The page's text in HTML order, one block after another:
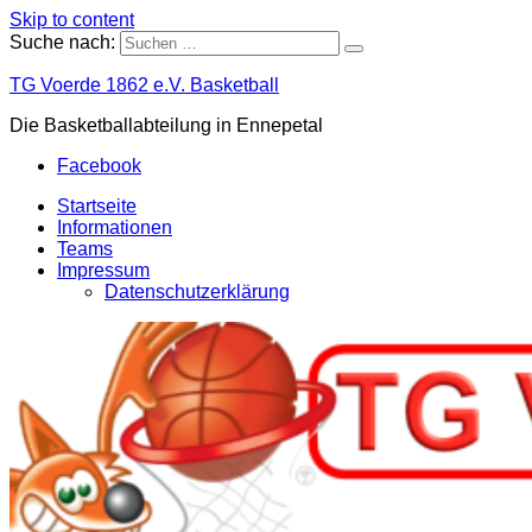
Skip to content
Suche nach:
TG Voerde 1862 e.V. Basketball
Die Basketballabteilung in Ennepetal
Facebook
Startseite
Informationen
Teams
Impressum
Datenschutzerklärung